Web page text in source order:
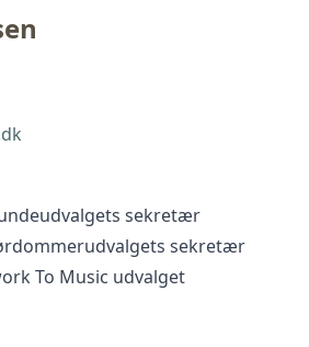
sekretær
sekretær
To Music udvalget